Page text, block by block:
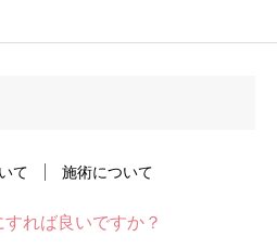
て 施術について
れば良いですか？